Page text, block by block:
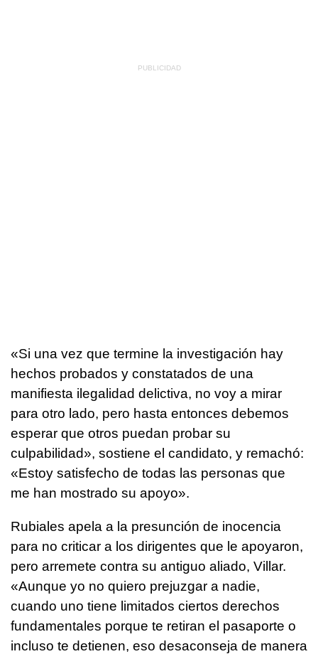
«Si una vez que termine la investigación hay
hechos probados y constatados de una
manifiesta ilegalidad delictiva, no voy a mirar
para otro lado, pero hasta entonces debemos
esperar que otros puedan probar su
culpabilidad», sostiene el candidato, y remachó:
«Estoy satisfecho de todas las personas que
me han mostrado su apoyo».
Rubiales apela a la presunción de inocencia
para no criticar a los dirigentes que le apoyaron,
pero arremete contra su antiguo aliado, Villar.
«Aunque yo no quiero prejuzgar a nadie,
cuando uno tiene limitados ciertos derechos
fundamentales porque te retiran el pasaporte o
incluso te detienen, eso desaconseja de manera